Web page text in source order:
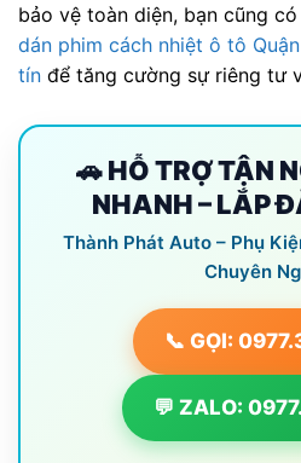
bảo vệ toàn diện, bạn cũng
dán phim cách nhiệt ô tô
tín để tăng cường sự riêng tư
🚗 HỖ TRỢ TẬN
NHANH – LẮP
Thành Phát Auto – Phụ
Chuyên
📞 GỌI:
💬 ZALO: